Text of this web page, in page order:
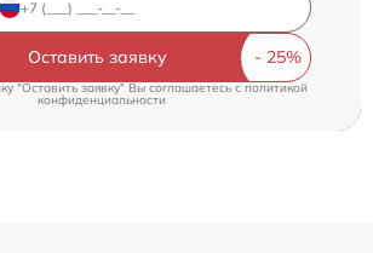
Оставить заявку
"Оставить заявку" Вы соглашаетесь cполитикой
конфиденциальности